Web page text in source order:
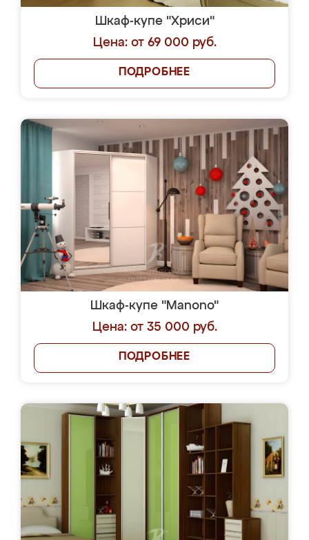
Шкаф-купе "Хриси"
Цена: от 69 000 руб.
ПОДРОБНЕЕ
Шкаф-купе "Manono"
Цена: от 35 000 руб.
ПОДРОБНЕЕ